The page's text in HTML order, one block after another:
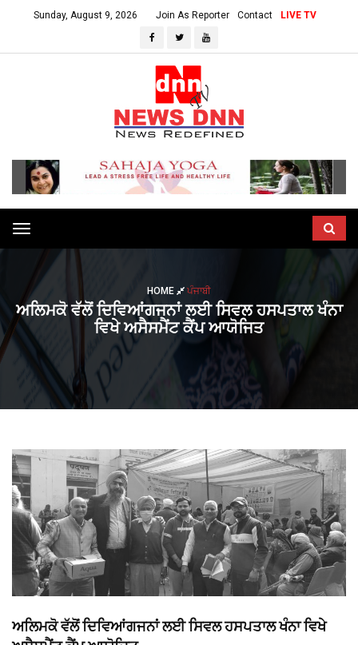
Sunday, August 9, 2026 Join As Reporter Contact LIVE TV
Toggle
navigation
HOME ਪੰਜਾਬੀ
ਅਲਿਮਕੋ ਵੱਲੋਂ ਦਿਵਿਆਂਗਜਨਾਂ ਲਈ ਸਿਵਲ ਹਸਪਤਾਲ ਖੰਨਾ
ਵਿਖੇ ਅਸੈਸਮੈਂਟ ਕੈਂਪ ਆਯੋਜਿਤ
ਅਲਿਮਕੋ ਵੱਲੋਂ ਦਿਵਿਆਂਗਜਨਾਂ ਲਈ ਸਿਵਲ ਹਸਪਤਾਲ ਖੰਨਾ ਵਿਖੇ